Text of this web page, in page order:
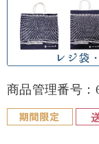
商品管理番号：